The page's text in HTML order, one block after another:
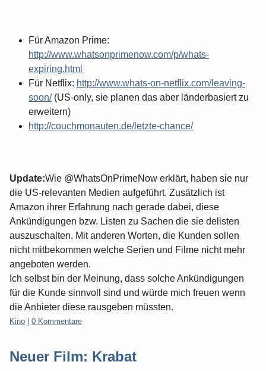
Für Amazon Prime:
http://www.whatsonprimenow.com/p/whats-
expiring.html
Für Netflix: http://www.whats-on-netflix.com/leaving-
soon/(US-only, sie planen das aber länderbasiert zu
erweitern)
http://couchmonauten.de/letzte-chance/
Update:Wie @WhatsOnPrimeNow erklärt, haben sie nur
die US-relevanten Medien aufgeführt. Zusätzlich ist
Amazon ihrer Erfahrung nach gerade dabei, diese
Ankündigungen bzw. Listen zu Sachen die sie delisten
auszuschalten. Mit anderen Worten, die Kunden sollen
nicht mitbekommen welche Serien und Filme nicht mehr
angeboten werden.
Ich selbst bin der Meinung, dass solche Ankündigungen
für die Kunde sinnvoll sind und würde mich freuen wenn
die Anbieter diese rausgeben müssten.
Kategorien:
Kino 0 Kommentare
Neuer Film: Krabat